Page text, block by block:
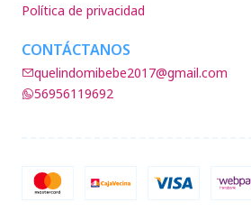
Política de privacidad
CONTÁCTANOS
quelindomibebe2017@gmail.com
56956119692